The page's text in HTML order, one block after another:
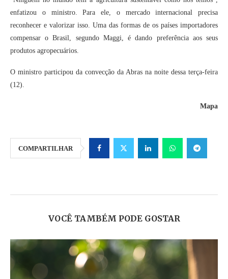
enfatizou o ministro. Para ele, o mercado internacional precisa
reconhecer e valorizar isso. Uma das formas de os países importadores
compensar o Brasil, segundo Maggi, é dando preferência aos seus
produtos agropecuários.
O ministro participou da convecção da Abras na noite dessa terça-feira
(12).
Mapa
COMPARTILHAR
VOCÊ TAMBÉM PODE GOSTAR